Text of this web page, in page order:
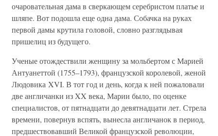
очаровательная дама в сверкающем серебристом платье и
шляпе. Вот подошла еще одна дама. Собачка на руках
первой дамы крутила головой, словно разглядывая
пришелиц из будущего.
Ученые отождествили женщину за мольбертом с Марией
Антуанеттой (1755–1793), французской королевой, женой
Людовика XVI. В тот год и день, когда к ней пожаловали
две англичанки из XX века, Марии было, по оценке
специалистов, от пятнадцати до девятнадцати лет. Стрела
времени, повернув вспять, вынесла англичанок в период,
предшествовавший Великой французской революции,